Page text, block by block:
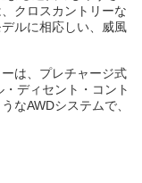
クロスカントリーな
ルに相応しい、威風
は、プレチャージ式
ディセント・コント
なAWDシステムで、